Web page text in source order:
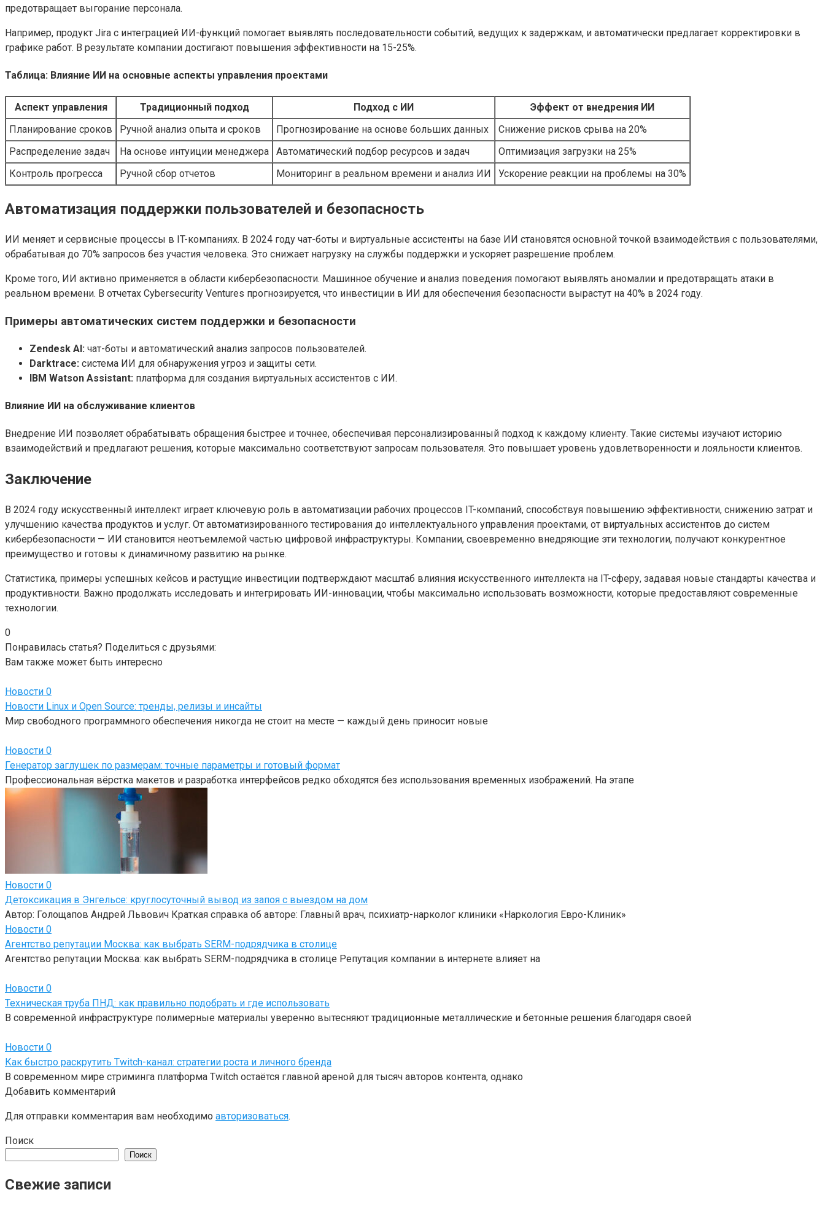
предотвращает выгорание персонала.
Например, продукт Jira с интеграцией ИИ-функций помогает выявлять последовательности событий, ведущих к задержкам, и автоматически предлагает корректировки в
графике работ. В результате компании достигают повышения эффективности на 15-25%.
Таблица: Влияние ИИ на основные аспекты управления проектами
Аспект управления Традиционный подход Подход с ИИ
Эффект от внедрения ИИ
Планирование сроков
Ручной анализ опыта и сроков Прогнозирование на основе больших данных
Снижение рисков срыва на 20%
Распределение задач
На основе интуиции менеджера Автоматический подбор ресурсов и задач
Оптимизация загрузки на 25%
Контроль прогресса
Ручной сбор отчетов Мониторинг в реальном времени и анализ ИИ Ускорение реакции на проблемы на 30%
Автоматизация поддержки пользователей и безопасность
ИИ меняет и сервисные процессы в IT-компаниях. В 2024 году чат-боты и виртуальные ассистенты на базе ИИ становятся основной точкой взаимодействия с пользователями,
обрабатывая до 70% запросов без участия человека. Это снижает нагрузку на службы поддержки и ускоряет разрешение проблем.
Кроме того, ИИ активно применяется в области кибербезопасности. Машинное обучение и анализ поведения помогают выявлять аномалии и предотвращать атаки в
реальном времени. В отчетах Cybersecurity Ventures прогнозируется, что инвестиции в ИИ для обеспечения безопасности вырастут на 40% в 2024 году.
Примеры автоматических систем поддержки и безопасности
Zendesk AI: чат-боты и автоматический анализ запросов пользователей.
Darktrace: система ИИ для обнаружения угроз и защиты сети.
IBM Watson Assistant: платформа для создания виртуальных ассистентов с ИИ.
Влияние ИИ на обслуживание клиентов
Внедрение ИИ позволяет обрабатывать обращения быстрее и точнее, обеспечивая персонализированный подход к каждому клиенту. Такие системы изучают историю
взаимодействий и предлагают решения, которые максимально соответствуют запросам пользователя. Это повышает уровень удовлетворенности и лояльности клиентов.
Заключение
В 2024 году искусственный интеллект играет ключевую роль в автоматизации рабочих процессов IT-компаний, способствуя повышению эффективности, снижению затрат и
улучшению качества продуктов и услуг. От автоматизированного тестирования до интеллектуального управления проектами, от виртуальных ассистентов до систем
кибербезопасности — ИИ становится неотъемлемой частью цифровой инфраструктуры. Компании, своевременно внедряющие эти технологии, получают конкурентное
преимущество и готовы к динамичному развитию на рынке.
Статистика, примеры успешных кейсов и растущие инвестиции подтверждают масштаб влияния искусственного интеллекта на IT-сферу, задавая новые стандарты качества и
продуктивности. Важно продолжать исследовать и интегрировать ИИ-инновации, чтобы максимально использовать возможности, которые предоставляют современные
технологии.
0
Понравилась статья? Поделиться с друзьями:
Вам также может быть интересно
Новости 0
Новости Linux и Open Source: тренды, релизы и инсайты
Мир свободного программного обеспечения никогда не стоит на месте — каждый день приносит новые
Новости 0
Генератор заглушек по размерам: точные параметры и готовый формат
Профессиональная вёрстка макетов и разработка интерфейсов редко обходятся без использования временных изображений. На этапе
Новости 0
Детоксикация в Энгельсе: круглосуточный вывод из запоя с выездом на дом
Автор: Голощапов Андрей Львович Краткая справка об авторе: Главный врач, психиатр-нарколог клиники «Наркология Евро-Клиник»
Новости 0
Агентство репутации Москва: как выбрать SERM-подрядчика в столице
Агентство репутации Москва: как выбрать SERM-подрядчика в столице Репутация компании в интернете влияет на
Новости 0
Техническая труба ПНД: как правильно подобрать и где использовать
В современной инфраструктуре полимерные материалы уверенно вытесняют традиционные металлические и бетонные решения благодаря своей
Новости 0
Как быстро раскрутить Twitch-канал: стратегии роста и личного бренда
В современном мире стриминга платформа Twitch остаётся главной ареной для тысяч авторов контента, однако
Добавить комментарий
Для отправки комментария вам необходимо авторизоваться.
Поиск
Поиск
Свежие записи